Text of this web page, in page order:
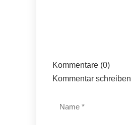
Kommentare (0)
Kommentar schreiben